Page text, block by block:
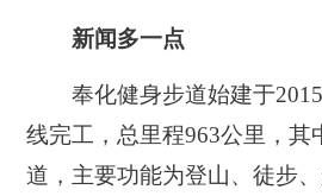
新闻多一点
奉化健身步道始建于2015
线完工，总里程963公里，其
道，主要功能为登山、徒步